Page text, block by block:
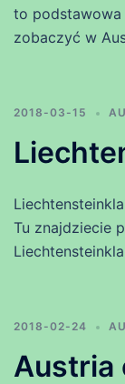
to
zobaczyć w
2018-03-15
Tu znajdziecie
2018-02-24
Austria